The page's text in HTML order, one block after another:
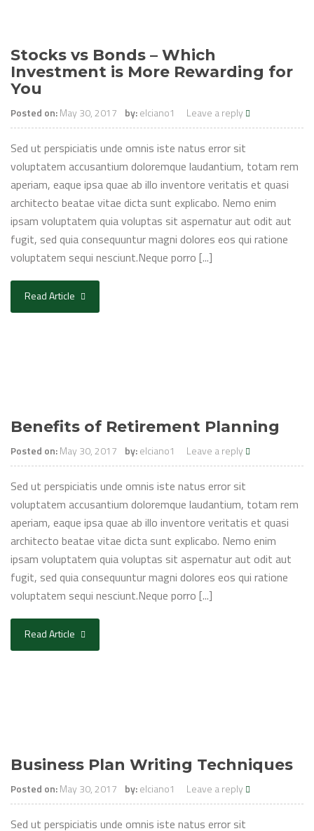
Stocks vs Bonds – Which
Investment is More Rewarding for
You
Posted on:May 30, 2017 by:elciano1 Leave a reply
Sed ut perspiciatis unde omnis iste natus error sit
voluptatem accusantium doloremque laudantium, totam rem
aperiam, eaque ipsa quae ab illo inventore veritatis et quasi
architecto beatae vitae dicta sunt explicabo. Nemo enim
ipsam voluptatem quia voluptas sit aspernatur aut odit aut
fugit, sed quia consequuntur magni dolores eos qui ratione
voluptatem sequi nesciunt.Neque porro [...]
Read Article
Benefits of Retirement Planning
Posted on:May 30, 2017 by:elciano1 Leave a reply
Sed ut perspiciatis unde omnis iste natus error sit
voluptatem accusantium doloremque laudantium, totam rem
aperiam, eaque ipsa quae ab illo inventore veritatis et quasi
architecto beatae vitae dicta sunt explicabo. Nemo enim
ipsam voluptatem quia voluptas sit aspernatur aut odit aut
fugit, sed quia consequuntur magni dolores eos qui ratione
voluptatem sequi nesciunt.Neque porro [...]
Read Article
Business Plan Writing Techniques
Posted on:May 30, 2017 by:elciano1 Leave a reply
Sed ut perspiciatis unde omnis iste natus error sit